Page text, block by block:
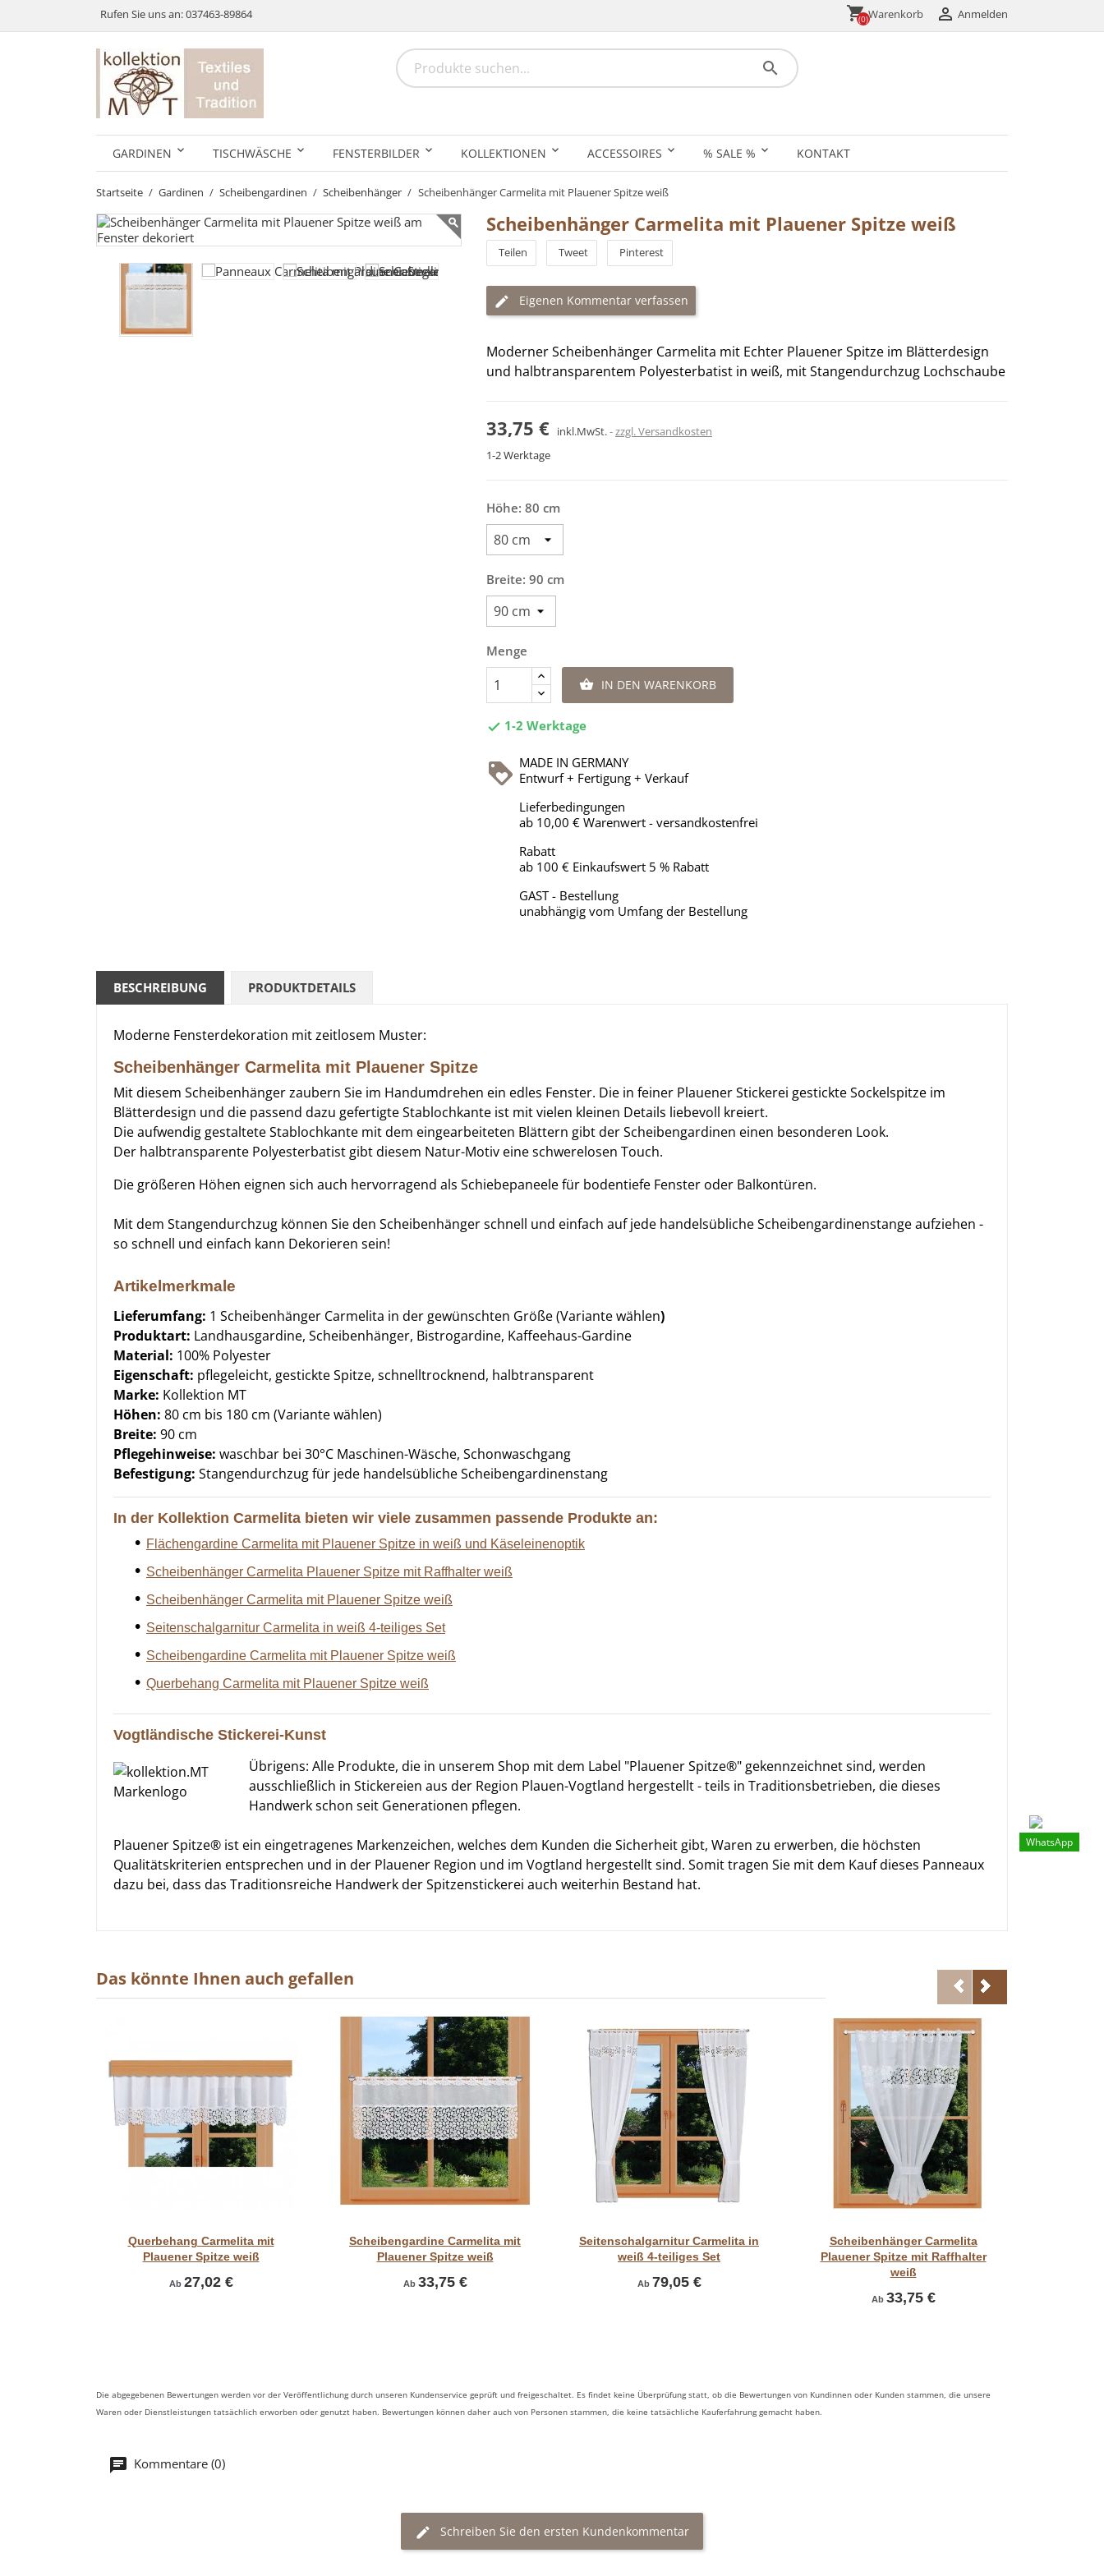
Rufen Sie uns an:037463-89864 shopping_cartWarenkorb
(0)  Anmelden
GARDINEN TISCHWÄSCHE FENSTERBILDER KOLLEKTIONEN ACCESSOIRES % SALE % KONTAKT
search
Startseite Gardinen Scheibengardinen Scheibenhänger Scheibenhänger Carmelita mit Plauener Spitze weiß
Scheibenhänger Carmelita mit Plauener Spitze weiß
Teilen Tweet Pinterest
Eigenen Kommentar verfassen
Moderner Scheibenhänger Carmelita mit Echter Plauener Spitze im Blätterdesign
und halbtransparentem Polyesterbatist in weiß, mit Stangendurchzug Lochschaube
33,75 € inkl.MwSt. zzgl. Versandkosten
1-2 Werktage
Höhe: 80 cm
Breite: 90 cm
Menge
 IN DEN WARENKORB
 1-2 Werktage
MADE IN GERMANY
Entwurf + Fertigung + Verkauf
Lieferbedingungen
ab 10,00 € Warenwert - versandkostenfrei
Rabatt
ab 100 € Einkaufswert 5 % Rabatt
GAST - Bestellung
unabhängig vom Umfang der Bestellung
BESCHREIBUNG PRODUKTDETAILS
Moderne Fensterdekoration mit zeitlosem Muster:
Scheibenhänger Carmelita mit Plauener Spitze
Mit diesem Scheibenhänger zaubern Sie im Handumdrehen ein edles Fenster. Die in feiner Plauener Stickerei gestickte Sockelspitze im
Blätterdesign und die passend dazu gefertigte Stablochkante ist mit vielen kleinen Details liebevoll kreiert.
Die aufwendig gestaltete Stablochkante mit dem eingearbeiteten Blättern gibt der Scheibengardinen einen besonderen Look.
Der halbtransparente Polyesterbatist gibt diesem Natur-Motiv eine schwerelosen Touch.
Die größeren Höhen eignen sich auch hervorragend als Schiebepaneele für bodentiefe Fenster oder Balkontüren.
Mit dem Stangendurchzug können Sie den Scheibenhänger schnell und einfach auf jede handelsübliche Scheibengardinenstange aufziehen -
so schnell und einfach kann Dekorieren sein!
Artikelmerkmale
Lieferumfang: 1 Scheibenhänger Carmelita in der gewünschten Größe (Variante wählen)
Produktart: Landhausgardine, Scheibenhänger, Bistrogardine, Kaffeehaus-Gardine
Material: 100% Polyester
Eigenschaft: pflegeleicht, gestickte Spitze, schnelltrocknend, halbtransparent
Marke: Kollektion MT
Höhen: 80 cm bis 180 cm (Variante wählen)
Breite: 90 cm
Pflegehinweise: waschbar bei 30°C Maschinen-Wäsche, Schonwaschgang
Befestigung: Stangendurchzug für jede handelsübliche Scheibengardinenstang
In der Kollektion Carmelita bieten wir viele zusammen passende Produkte an:
Flächengardine Carmelita mit Plauener Spitze in weiß und Käseleinenoptik
Scheibenhänger Carmelita Plauener Spitze mit Raffhalter weiß
Scheibenhänger Carmelita mit Plauener Spitze weiß
Seitenschalgarnitur Carmelita in weiß 4-teiliges Set
Scheibengardine Carmelita mit Plauener Spitze weiß
Querbehang Carmelita mit Plauener Spitze weiß
Vogtländische Stickerei-Kunst
Übrigens: Alle Produkte, die in unserem Shop mit dem Label "Plauener Spitze®" gekennzeichnet sind, werden
ausschließlich in Stickereien aus der Region Plauen-Vogtland hergestellt - teils in Traditionsbetrieben, die dieses
Handwerk schon seit Generationen pflegen.
Plauener Spitze® ist ein eingetragenes Markenzeichen, welches dem Kunden die Sicherheit gibt, Waren zu erwerben, die höchsten
Qualitätskriterien entsprechen und in der Plauener Region und im Vogtland hergestellt sind. Somit tragen Sie mit dem Kauf dieses Panneaux
dazu bei, dass das Traditionsreiche Handwerk der Spitzenstickerei auch weiterhin Bestand hat.
Das könnte Ihnen auch gefallen
Querbehang Carmelita mit
Plauener Spitze weiß
Ab 27,02 €
Scheibengardine Carmelita mit
Plauener Spitze weiß
Ab 33,75 €
Seitenschalgarnitur Carmelita in
weiß 4-teiliges Set
Ab 79,05 €
Scheibenhänger Carmelita
Plauener Spitze mit Raffhalter
weiß
Ab 33,75 €
Die abgegebenen Bewertungen werden vor der Veröffentlichung durch unseren Kundenservice geprüft und freigeschaltet. Es findet keine Überprüfung statt, ob die Bewertungen von Kundinnen oder Kunden stammen, die unsere
Waren oder Dienstleistungen tatsächlich erworben oder genutzt haben. Bewertungen können daher auch von Personen stammen, die keine tatsächliche Kauferfahrung gemacht haben.
Kommentare (0)
Schreiben Sie den ersten Kundenkommentar
WhatsApp